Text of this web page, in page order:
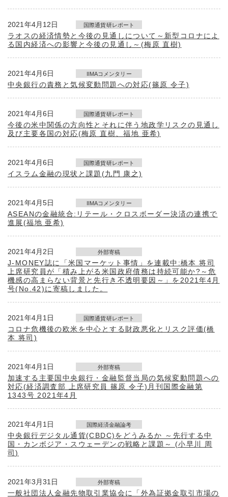
2021年4月12日 国際通貨研レポート
ラオスの経済情勢と今後の見通しについて～新型コロナによ
る国内経済への影響と今後の見通し～(梅原 直樹)
2021年4月6日 IIMAコメンタリー
中央銀行の責務と気候変動問題への対応(篠原 令子)
2021年4月6日 国際通貨研レポート
今後の米中関係の方向性とそれに伴う地政学リスクの見通し
及び主要各国の対応(梅原 直樹、福地 亜希)
2021年4月6日 国際通貨研レポート
イスラム金融の現状と課題(九門 康之)
2021年4月5日 IIMAコメンタリー
ASEANの金融統合:リテール・クロスボーダー決済の連携で
進展(福地 亜希)
2021年4月2日 外部寄稿
J-MONEY誌に「米国マーケット事情」を連載中:橋本 将司
上席研究員が「積み上がる米国政府債務は持続可能か?～危
機感の高まらない背景と先行き不透明要因～」を2021年4月
号(No.42)に寄稿しました。
2021年4月1日 国際通貨研レポート
コロナ危機後の欧米を中心とする財政悪化とリスク評価(橋
本 将司)
2021年4月1日 外部寄稿
加速する主要国中央銀行・金融監督当局の気候変動問題への
対応(経済調査部 上席研究員 篠原 令子)月刊国際金融第
1343号 2021年4月
2021年4月1日 国際経済金融論考
中央銀行デジタル通貨(CBDC)をどうみるか ～先行する中
国・カンボジア・スウェーデンの戦略と課題～ (小早川 周
司)
2021年3月31日 外部寄稿
一般社団法人金融先物取引業協会に「外為証拠金取引市場の